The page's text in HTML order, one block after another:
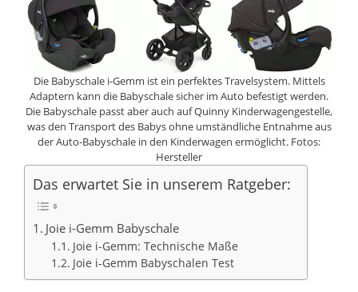
Die Babyschale i-Gemm ist ein perfektes Travelsystem. Mittels
Adaptern kann die Babyschale sicher im Auto befestigt werden.
Die Babyschale passt aber auch auf Quinny Kinderwagengestelle,
was den Transport des Babys ohne umständliche Entnahme aus
der Auto-Babyschale in den Kinderwagen ermöglicht. Fotos:
Hersteller
Das erwartet Sie in unserem Ratgeber:
Joie i-Gemm Babyschale
Joie i-Gemm: Technische Maße
Joie i-Gemm Babyschalen Test